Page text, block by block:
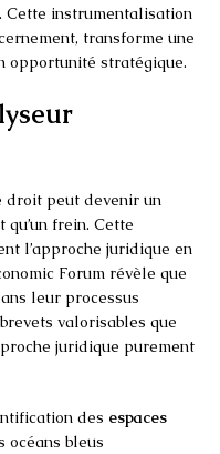
Cette instrumentalisation
transforme une
opportunité stratégique.
droit peut devenir un
qu’un frein. Cette
l’approche juridique en
Forum révèle que
leur processus
valorisables que
juridique purement
des espaces
océans bleus